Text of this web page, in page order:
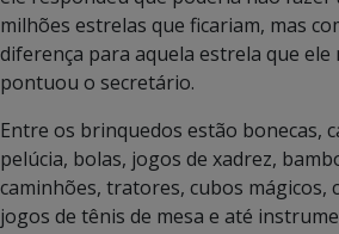
milhões estrelas que ficariam, mas
diferença para aquela estrela que ele
pontuou o secretário.
Entre os brinquedos estão bonecas,
pelúcia, bolas, jogos de xadrez,
caminhões, tratores, cubos mágicos,
jogos de tênis de mesa e até